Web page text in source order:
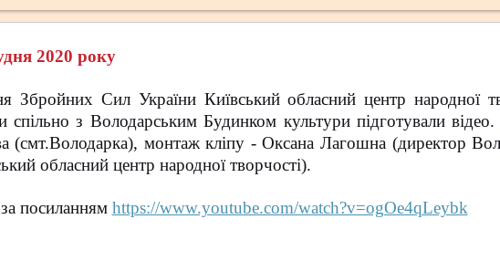
2020 року
Збройних Сил України Київський обласний центр народної
спільно з Володарським Будинком культури підготували
(смт.Володарка), монтаж кліпу - Оксана Лагошна (директор
обласний центр народної творчості).
посиланням https://www.youtube.com/watch?v=ogOe4qLeybk